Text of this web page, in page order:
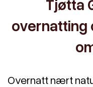
Tjøtta
overnatting
Overnatt nært